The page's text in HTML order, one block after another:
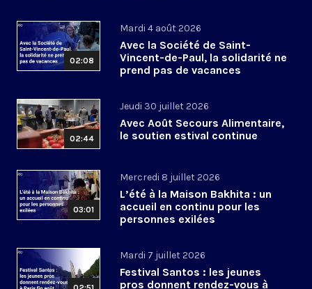
02:08
Mardi 4 août 2026
Avec la Société de Saint-
Vincent-de-Paul, la solidarité ne
prend pas de vacances
02:44
Jeudi 30 juillet 2026
Avec Août Secours Alimentaire,
le soutien estival continue
03:01
Mercredi 8 juillet 2026
L’été à la Maison Bakhita : un
accueil en continu pour les
personnes exilées
Mardi 7 juillet 2026
Festival Santos : les jeunes
pros donnent rendez-vous à